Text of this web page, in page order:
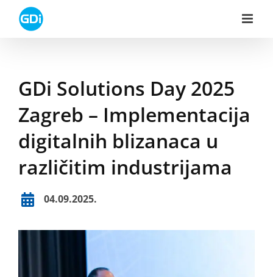
content
GDi Solutions Day 2025
Zagreb – Implementacija
digitalnih blizanaca u
različitim industrijama
04.09.2025.